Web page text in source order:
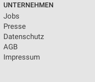
UNTERNEHMEN
Jobs
Presse
Datenschutz
AGB
Impressum